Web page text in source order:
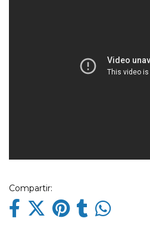
Compartir: